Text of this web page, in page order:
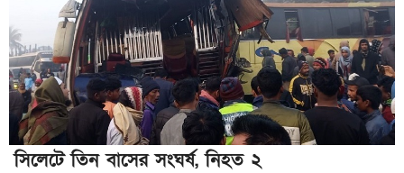
সিলেটে তিন বাসের সংঘর্ষ, নিহত ২